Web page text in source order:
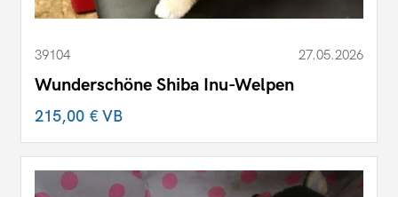
39104 27.05.2026
Wunderschöne Shiba Inu-Welpen
215,00 €VB